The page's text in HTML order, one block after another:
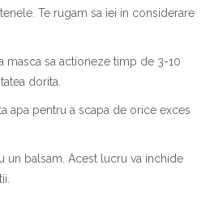
Te rugam sa iei in considerare
masca sa actioneze timp de 3-10
dorita.
apa pentru a scapa de orice exces
un balsam. Acest lucru va inchide